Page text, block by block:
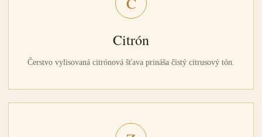
Citrón
Čerstvo vylisovaná citrónová šťava prináša čistý citrusový tón.